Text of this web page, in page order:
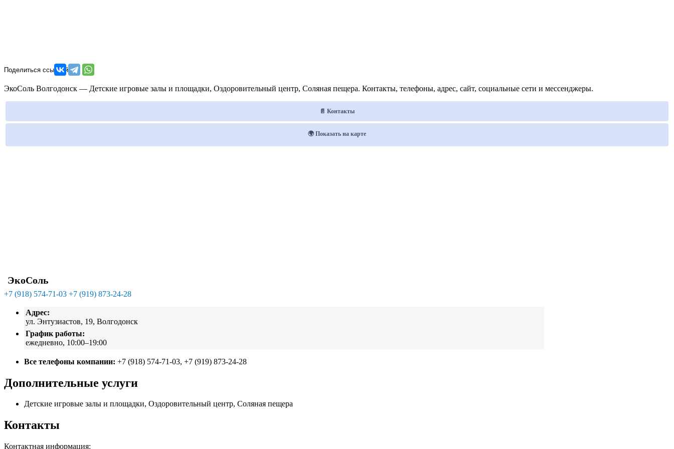
ЭкоСоль Волгодонск — Детские игровые залы и площадки, Оздоровительный центр, Соляная пещера. Контакты, телефоны, адрес, сайт, социальные сети и мессенджеры.
📄 Контакты
🌍 Показать на карте
ЭкоСоль
+7 (918) 574-71-03 +7 (919) 873-24-28
Адрес:
ул. Энтузиастов, 19, Волгодонск
График работы:
ежедневно, 10:00–19:00
Все телефоны компании: +7 (918) 574-71-03, +7 (919) 873-24-28
Дополнительные услуги
Детские игровые залы и площадки, Оздоровительный центр, Соляная пещера
Контакты
Контактная информация: